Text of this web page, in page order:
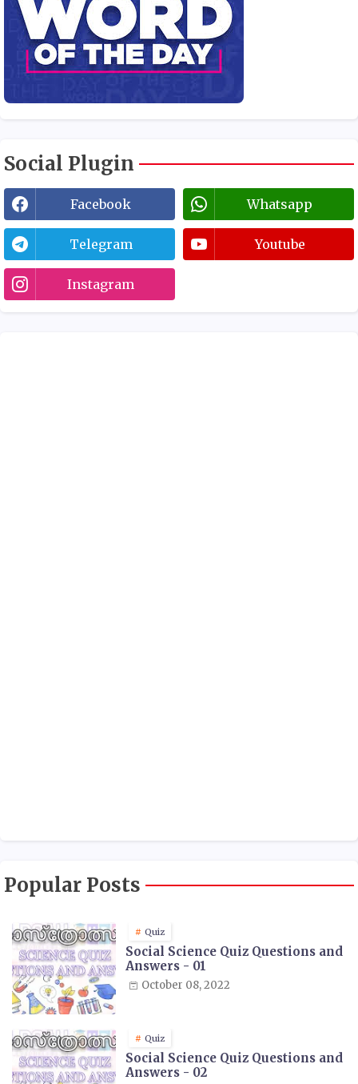
Social Plugin
Facebook Whatsapp
Telegram Youtube
Instagram
Popular Posts
Quiz
Social Science Quiz Questions and
Answers - 01
October 08, 2022
Quiz
Social Science Quiz Questions and
Answers - 02